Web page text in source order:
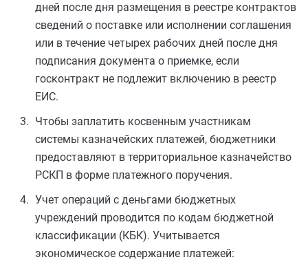
дней после дня размещения в реестре контрактов
сведений о поставке или исполнении соглашения
или в течение четырех рабочих дней после дня
подписания документа о приемке, если
госконтракт не подлежит включению в реестр
ЕИС.
Чтобы заплатить косвенным участникам
системы казначейских платежей, бюджетники
предоставляют в территориальное казначейство
РСКП в форме платежного поручения.
Учет операций с деньгами бюджетных
учреждений проводится по кодам бюджетной
классификации (КБК). Учитывается
экономическое содержание платежей: